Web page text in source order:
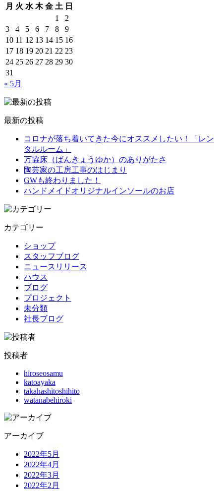
月 火 水 木 金 土 日
1
2
3
4 5 6 7 8
9
10 11 12 13 14 15 16
17 18 19 20 21 22 23
24 25 26 27 28 29 30
31
« 5月
最新の投稿
コロナが落ち着いてきた今にオススメしたい！「レン
タルルーム」
万協床（ばんきょうゆか）のありがたさ
陶芸家の工房工事のはじまり
GWも終わりました！
ハンドメイドオリジナルインソールのお店
カテゴリー
ショップ
スタッフブログ
ニュースリリース
ハウス
ブログ
プロジェクト
未分類
社長ブログ
投稿者
hiroseosamu
katoayaka
takahashitoshihito
watanabehiroki
アーカイブ
2022年5月
2022年4月
2022年3月
2022年2月